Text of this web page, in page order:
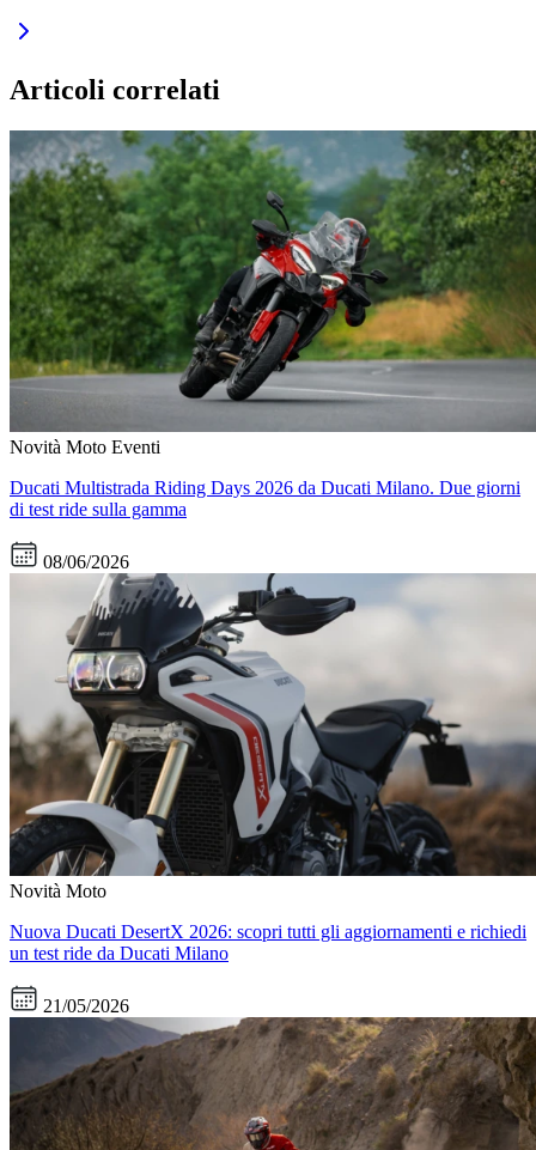
Articoli correlati
Novità Moto Eventi
Ducati Multistrada Riding Days 2026 da Ducati Milano. Due giorni
di test ride sulla gamma
08/06/2026
Novità Moto
Nuova Ducati DesertX 2026: scopri tutti gli aggiornamenti e richiedi
un test ride da Ducati Milano
21/05/2026